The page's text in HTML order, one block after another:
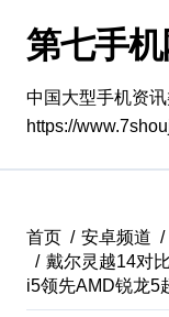
第七手机
中国大型手机资讯
https://
首页 安卓频道
戴尔灵越14对
i5领先AMD锐龙5